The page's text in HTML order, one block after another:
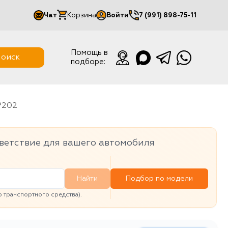
Чат Корзина Войти
Мой кабинет
7 (991) 898-75-11
Помощь в
подборе:
P202
для вашего автомобиля
Найти
средства).
Подбор по модели